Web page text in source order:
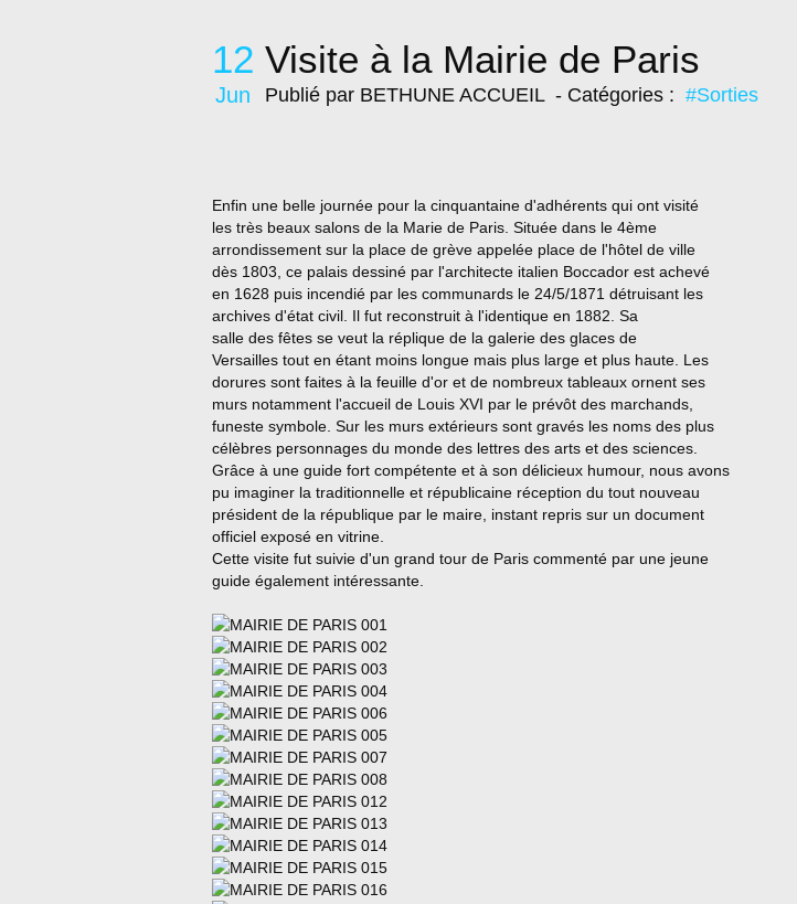
12
Jun
Visite à la Mairie de Paris
Publié par BETHUNE ACCUEIL- Catégories : #Sorties
Enfin une belle journée pour la cinquantaine d'adhérents qui ont visité
les très beaux salons de la Marie de Paris. Située dans le 4ème
arrondissement sur la place de grève appelée place de l'hôtel de ville
dès 1803, ce palais dessiné par l'architecte italien Boccador est achevé
en 1628 puis incendié par les communards le 24/5/1871 détruisant les
archives d'état civil. Il fut reconstruit à l'identique en 1882. Sa
salle des fêtes se veut la réplique de la galerie des glaces de
Versailles tout en étant moins longue mais plus large et plus haute. Les
dorures sont faites à la feuille d'or et de nombreux tableaux ornent ses
murs notamment l'accueil de Louis XVI par le prévôt des marchands,
funeste symbole. Sur les murs extérieurs sont gravés les noms des plus
célèbres personnages du monde des lettres des arts et des sciences.
Grâce à une guide fort compétente et à son délicieux humour, nous avons
pu imaginer la traditionnelle et républicaine réception du tout nouveau
président de la république par le maire, instant repris sur un document
officiel exposé en vitrine.
Cette visite fut suivie d'un grand tour de Paris commenté par une jeune
guide également intéressante.